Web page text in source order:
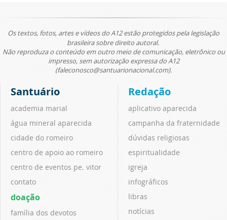
Os textos, fotos, artes e vídeos do A12 estão protegidos pela legislação
brasileira sobre direito autoral.
Não reproduza o conteúdo em outro meio de comunicação, eletrônico ou
impresso, sem autorização expressa do A12
(faleconosco@santuarionacional.com).
Santuário
academia marial
água mineral aparecida
cidade do romeiro
centro de apoio ao romeiro
centro de eventos pe. vitor
contato
doação
família dos devotos
Redação
aplicativo aparecida
campanha da fraternidade
dúvidas religiosas
espiritualidade
igreja
infográficos
libras
notícias